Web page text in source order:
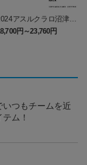
アスルクラロ沼津
ユニフォーム ラブラ
イブ！サンシャイン!!エデ
円～23,760円
つもチームを近
ム！